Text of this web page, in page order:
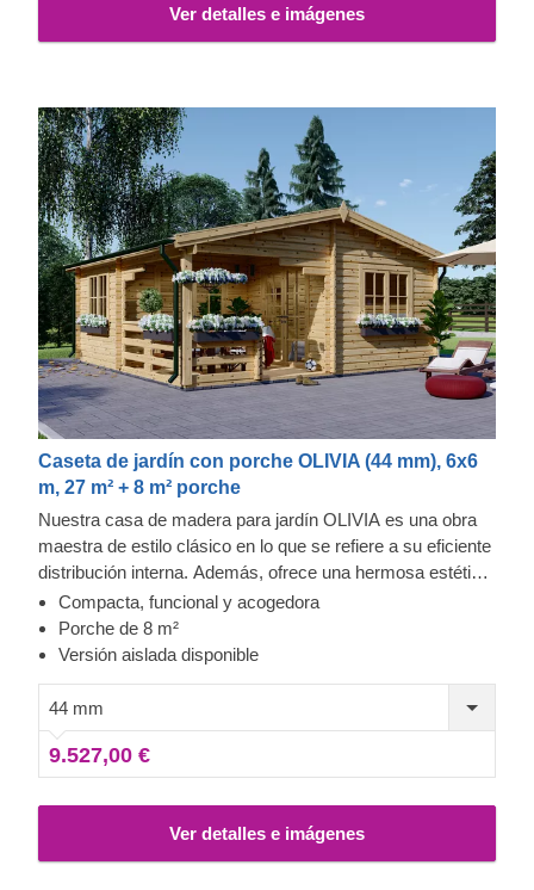
Ver detalles e imágenes
Caseta de jardín con porche OLIVIA (44 mm), 6x6
m, 27 m² + 8 m² porche
Nuestra casa de madera para jardín OLIVIA es una obra
maestra de estilo clásico en lo que se refiere a su eficiente
distribución interna. Además, ofrece una hermosa estética
exterior. Con su encantador porche, esta caseta de jardín
de estilo clásico puede transformarse en un elegante
salón, un espacio de trabajo/reunión a distancia, un taller o
mayor comodidad, también se encuentra disponible una
versión aislada de este modelo.
Compacta, funcional y acogedora
Porche de 8 m²
Versión aislada disponible
44 mm
9.527,00 €
Ver detalles e imágenes